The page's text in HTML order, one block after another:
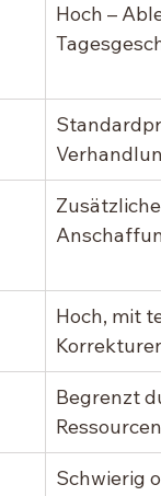
Hoch –
Hoch, mit
Begrenzt
Ressourcen
Schwierig